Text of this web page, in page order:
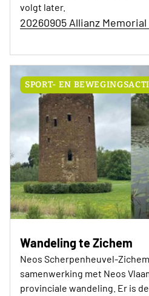
volgt later.
20260905 Allianz Memorial
SPORT- EN
Wandeling te Zichem
Neos Scherpenheuvel-
samenwerking met Neos
provinciale wandeling. Er is